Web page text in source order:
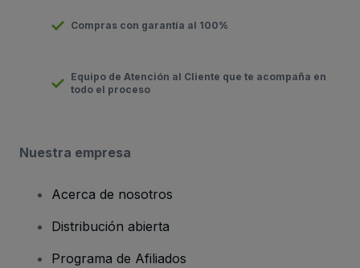
Compras con garantía al 100%
Equipo de Atención al Cliente que te acompaña en
todo el proceso
Nuestra empresa
Acerca de nosotros
Distribución abierta
Programa de Afiliados